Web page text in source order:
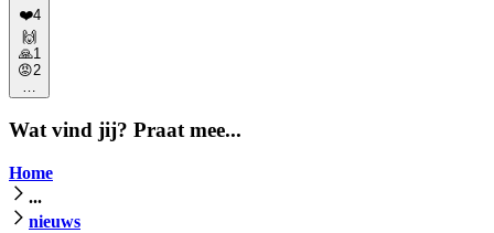
❤️4
🙌
🙏1
😡2
Wat vind jij? Praat mee...
Home
...
nieuws